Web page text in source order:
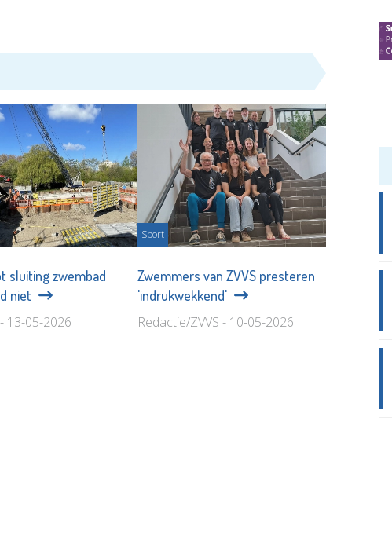
sluiting zwembad
niet
13-05-2026
Sport
Zwemmers van ZVVS presteren
'indrukwekkend'
Redactie/ZVVS - 10-05-2026